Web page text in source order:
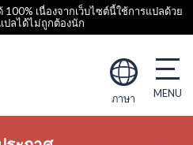
เนื่องจากเว็บไซต์นี้ใช้การแปลด้วย
ปลได้ไม่ถูกต้องนัก
ภาษา